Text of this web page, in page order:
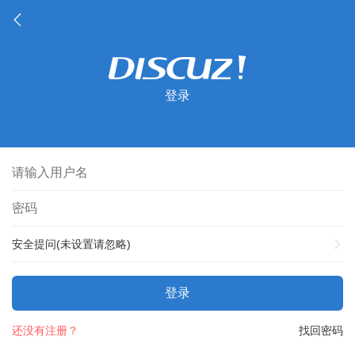
登录
安全提问(未设置请忽略)
登录
找回密码
还没有注册？